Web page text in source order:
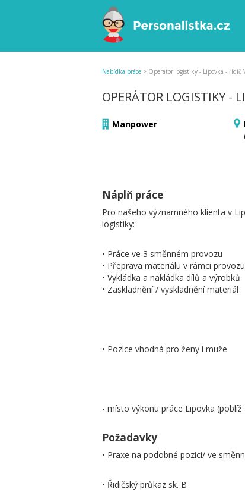
Nabídka práce > Operátor logistiky - Lipovka - řidič
OPERÁTOR LOGISTIKY -
Manpower
Náplň práce
Pro našeho významného klienta v
logistiky:
• Práce ve 3 směnném provozu
• Přeprava materiálu v rámci
• Vykládka a nakládka dílů a výrobků
• Zaskladnění / vyskladnění materiál
• Pozice vhodná pro ženy i muže
- místo výkonu práce Lipovka (poblíž
Požadavky
• Praxe na podobné pozici/ ve
• Řidičský průkaz sk. B